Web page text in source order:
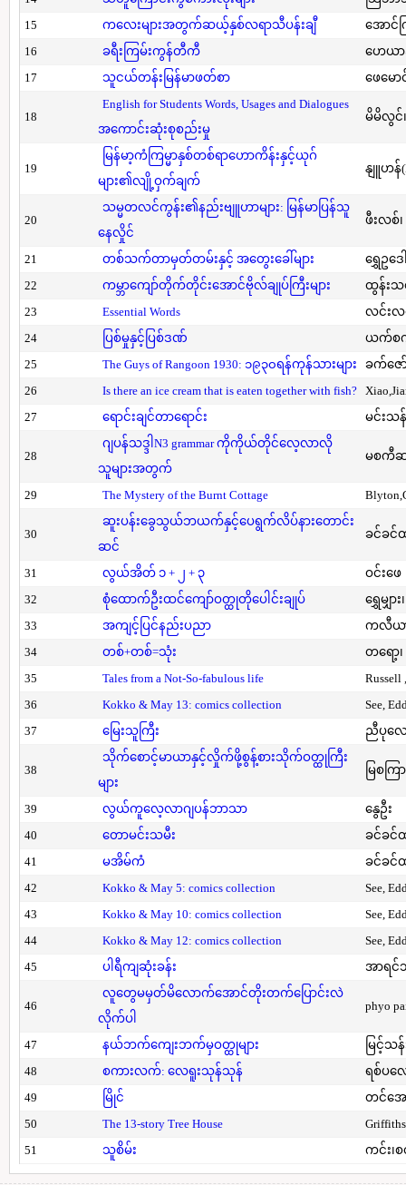
15
ကလေးများအတွက်ဆယ့်နှစ်လရာသီပန်းချီ
အောင်
16
ခရီးကြမ်းကွန်တီကီ
ဟေယာ
17
သူငယ်တန်းမြန်မာဖတ်စာ ဖေမော
18
English for Students Words, Usages and Dialogues
အကောင်းဆုံးစုစည်းမှု
မိမိလွင်၊
19
မြန်မာ့ကံကြမ္မာနှစ်တစ်ရာဟောကိန်းနှင့်ယုဂ်
များ၏လျို့ဝှက်ချက်
နျူဟန်
20
သမ္မတလင်ကွန်း၏နည်းဗျူဟာများ: မြန်မာပြန်သူ
နေလှိုင်
ဖီးလစ်
21 တစ်သက်တာမှတ်တမ်းနှင့် အတွေးခေါ်များ
ရွှေဥဒေ
22
ကမ္ဘာကျော်တိုက်တိုင်းအောင်ဗိုလ်ချုပ်ကြီးများ
ထွန်းသ
23
Essential Words
လင်းလ
24
ပြစ်မှုနှင့်ပြစ်ဒဏ်
ယက်စကီ
25
The Guys of Rangoon 1930: ၁၉၃၀ရန်ကုန်သားများ
ခက်ဇေ
26
Is there an ice cream that is eaten together with fish?
27
ရောင်းချင်တာရောင်း မင်းသ
28
ဂျပန်သဒ္ဒါN3 grammar ကိုကိုယ်တိုင်လေ့လာလို
သူများအတွက်
မစကီ
29 The Mystery of the Burnt Cottage
30
ဆူးပန်းခွေသွယ်ဘယက်နှင့်ပေရွက်လိပ်နားတောင်း
ဆင်
ခင်ခင်
31 လွယ်အိတ် ၁ + ၂ + ၃
ဝင်းဖေ
32
စုံထောက်ဦးထင်ကျော်ဝတ္ထုတိုပေါင်းချုပ်
ရွှေမျှား
33
အကျင့်ပြင်နည်းပညာ
ကလီယာ
34
တစ်+တစ်=သုံး
တရော့၊
35
Tales from a Not-So-fabulous life
Russell
36
Kokko & May 13: comics collection
See,
37
မြေးသူကြီး ညီပုလေ
38
သိုက်စောင့်မာယာနှင့်လှိုက်ဖို့စွန့်စားသိုက်ဝတ္ထုကြီး
များ
မြစကြာ
39 လွယ်ကူလေ့လာဂျပန်ဘာသာ
နွေဦး
40
တောမင်းသမီး
ခင်ခင်
41
မအိမ်ကံ
ခင်ခင်
42
Kokko & May 5: comics collection
See,
43
Kokko & May 10: comics collection
See,
44
Kokko & May 12: comics collection
See,
45
ပါရီကျဆုံးခန်း အာရင်
46
လူတွေမမှတ်မိလောက်အောင်တိုးတက်ပြောင်းလဲ
လိုက်ပါ
phyo
47 နယ်ဘက်ကျေးဘက်မှဝတ္ထုများ
မြင့်သန်
48
စကားလက်: လေရူးသုန်သုန်
ရစ်ပလ
49
မြိုင်
တင်အေ
50
The 13-story Tree House
51
သူစိမ်း ကင်း၊